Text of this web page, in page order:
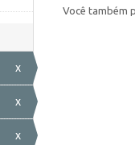
x
x
x
Você também